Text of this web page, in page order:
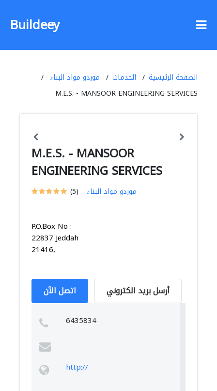
Buildeey
الصفحة الرئيسية الخدمات
موردو مواد البناء
M.E.S. - MANSOOR ENGINEERING SERVICES
M.E.S. - MANSOOR
ENGINEERING SERVICES
(5) موردو مواد البناء
P.O.Box No :
22837 Jeddah
21416,
اتصل الآن أرسل بريد الكتروني
6435834
http://